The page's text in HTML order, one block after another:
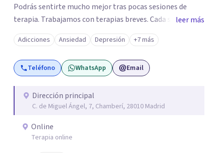
Podrás sentirte mucho mejor tras pocas sesiones de
terapia. Trabajamos con terapias breves. Cada sesión de
terapia te resultará de utilidad y te ayudará a conseguir
tus objetivos. Entre nuestras especialidades destaca la
terapia de pareja y sexual, así como el tratamiento de
problemas emocionales, obsesiones, ansiedad , estrés,
además con un servicio de hipnosis regresiva para el
trabajo de "Terapia del Alma".
leer más
Adicciones Ansiedad Depresión +7 más
Teléfono WhatsApp Email
Dirección principal
C. de Miguel Ángel, 7, Chamberí, 28010 Madrid
Online
Terapia online